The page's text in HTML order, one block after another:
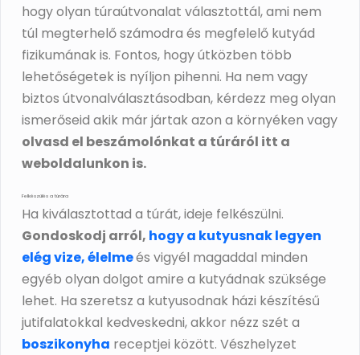
hogy olyan túraútvonalat választottál, ami nem
túl megterhelő számodra és megfelelő kutyád
fizikumának is. Fontos, hogy útközben több
lehetőségetek is nyíljon pihenni. Ha nem vagy
biztos útvonalválasztásodban, kérdezz meg olyan
ismerőseid akik már jártak azon a környéken vagy
olvasd el beszámolónkat a túráról itt a
weboldalunkon is.
Felkészülés a túrára
Ha kiválasztottad a túrát, ideje felkészülni.
Gondoskodj arról, hogy a kutyusnak legyen
elég vize, élelmeés vigyél magaddal minden
egyéb olyan dolgot amire a kutyádnak szüksége
lehet. Ha szeretsz a kutyusodnak házi készítésű
jutifalatokkal kedveskedni, akkor nézz szét a
boszikonyha receptjei között. Vészhelyzet